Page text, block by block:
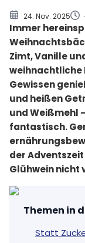
24. Nov. 2025
Immer
Zimt, Vanille
weihnachtliche
Gewissen
und heißen
und Weißmehl
fantastisch.
der
Glühwein nicht
Themen in
Statt